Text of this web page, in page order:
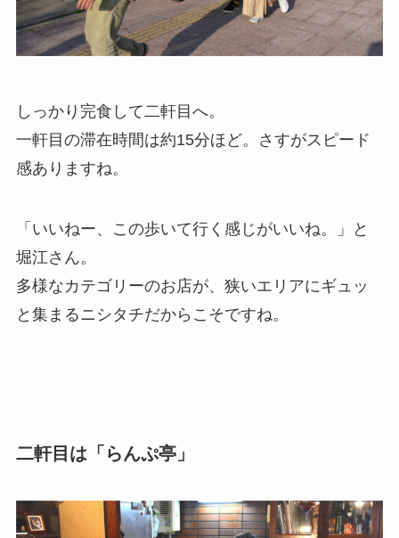
しっかり完食して二軒目へ。
一軒目の滞在時間は約15分ほど。さすがスピード
感ありますね。
「いいねー、この歩いて行く感じがいいね。」と
堀江さん。
多様なカテゴリーのお店が、狭いエリアにギュッ
と集まるニシタチだからこそですね。
二軒目は「らんぷ亭」